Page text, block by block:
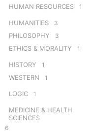
HUMAN RESOURCES 1
HUMANITIES 3
PHILOSOPHY 3
ETHICS & MORALITY 1
HISTORY 1
WESTERN 1
LOGIC 1
MEDICINE & HEALTH
SCIENCES
6